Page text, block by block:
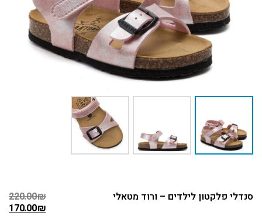
סנדלי פלקטון לילדים – ורוד מטאלי 220.00₪
170.00₪